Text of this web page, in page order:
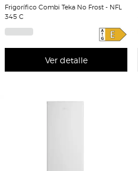
Frigorífico Combi Teka No Frost - NFL
345 C
Ver detalle